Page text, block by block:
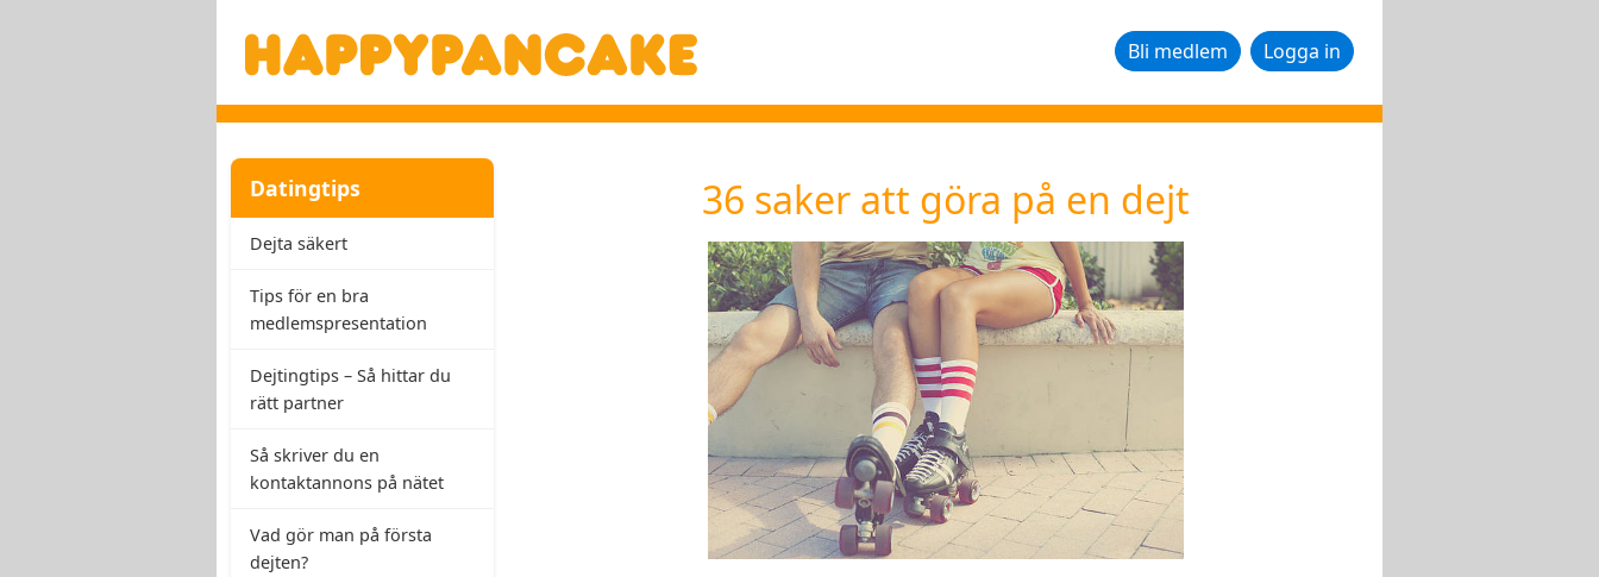
Bli medlem Logga in
Datingtips
Dejta säkert
Tips för en bra
medlemspresentation
Dejtingtips – Så hittar du
rätt partner
Så skriver du en
kontaktannons på nätet
Vad gör man på första
dejten?
36 saker att göra på en dejt